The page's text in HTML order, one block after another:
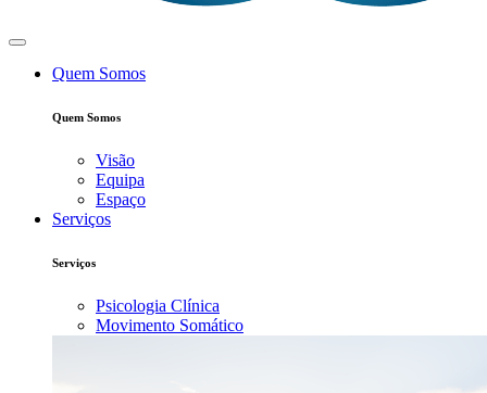
Quem Somos
Quem Somos
Visão
Equipa
Espaço
Serviços
Serviços
Psicologia Clínica
Movimento Somático